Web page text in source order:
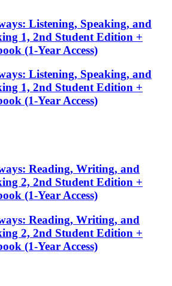
Listening, Speaking, and
1, 2nd Student Edition +
(1-Year Access)
Listening, Speaking, and
1, 2nd Student Edition +
(1-Year Access)
Reading, Writing, and
2, 2nd Student Edition +
(1-Year Access)
Reading, Writing, and
2, 2nd Student Edition +
(1-Year Access)